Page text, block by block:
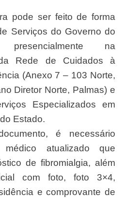
pode ser feito de forma
Serviços do Governo do
na
da Rede de Cuidados à
(Anexo 7 – 103 Norte,
Diretor Norte, Palmas) e
Especializados em
Estado.
é necessário
médico atualizado que
de fibromialgia, além
com foto, foto 3×4,
e comprovante de